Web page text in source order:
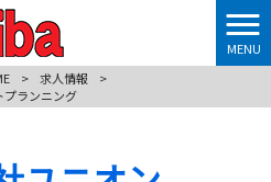
MENU
> 求人情報
>
プランニング